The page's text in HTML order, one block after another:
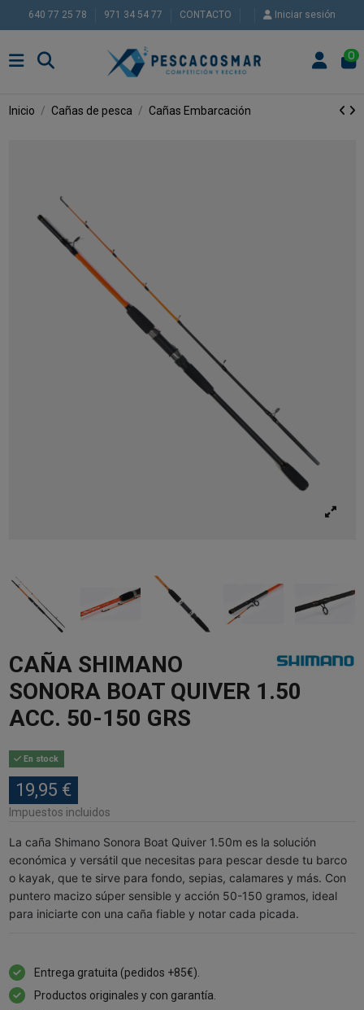
640 77 25 78 971 34 54 77 CONTACTO Iniciar sesión
0
Inicio Cañas de pesca Cañas Embarcación
CAÑA SHIMANO
SONORA BOAT QUIVER 1.50
ACC. 50-150 GRS
En stock
19,95 €
Impuestos incluidos
La caña Shimano Sonora Boat Quiver 1.50m es la solución
económica y versátil que necesitas para pescar desde tu barco
o kayak, que te sirve para fondo, sepias, calamares y más. Con
puntero macizo súper sensible y acción 50-150 gramos, ideal
para iniciarte con una caña fiable y notar cada picada.
Entrega gratuita (pedidos +85€).
Productos originales y con garantía.